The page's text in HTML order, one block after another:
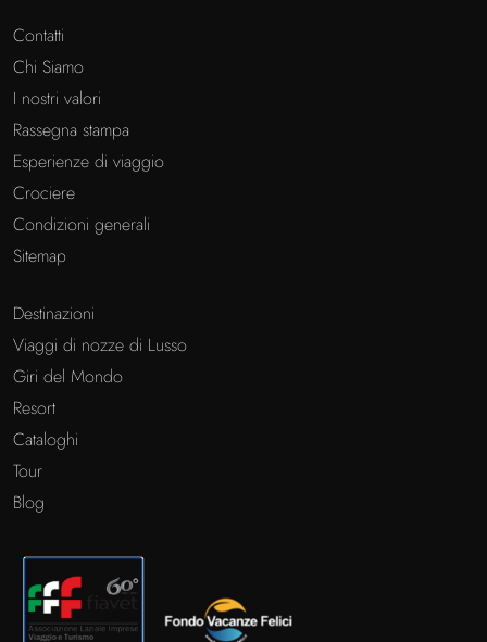
Contatti
Chi Siamo
I nostri valori
Rassegna stampa
Esperienze di viaggio
Crociere
Condizioni generali
Sitemap
Destinazioni
Viaggi di nozze di Lusso
Giri del Mondo
Resort
Cataloghi
Tour
Blog